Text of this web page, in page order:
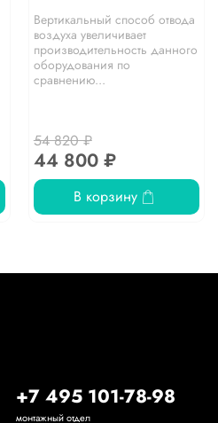
Вертикальный способ отвода
воздуха увеличивает
производительность данного
оборудования по
сравнению...
54 820 ₽
44 800 ₽
В корзину
+7 495 101-78-98
монтажный отдел